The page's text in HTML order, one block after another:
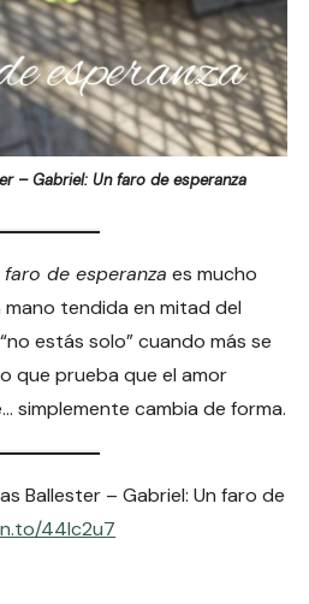
– Gabriel: Un faro de esperanza
faro de esperanza es mucho
mano tendida en mitad del
estás solo” cuando más se
que prueba que el amor
simplemente cambia de forma.
Ballester – Gabriel: Un faro de
44lc2u7